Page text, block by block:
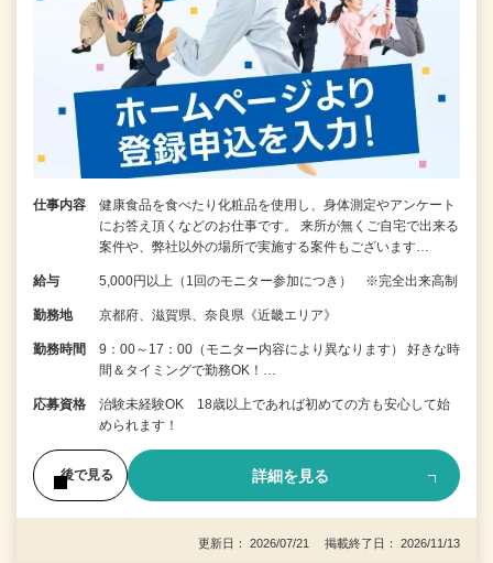
仕事内容
健康食品を食べたり化粧品を使用し、身体測定やアンケート
にお答え頂くなどのお仕事です。 来所が無くご自宅で出来る
案件や、弊社以外の場所で実施する案件もございます…
給与 5,000円以上（1回のモニター参加につき） ※完全出来高制
勤務地 京都府、滋賀県、奈良県《近畿エリア》
勤務時間
9：00～17：00（モニター内容により異なります） 好きな時
間＆タイミングで勤務OK！…
応募資格
治験未経験OK 18歳以上であれば初めての方も安心して始
められます！
後で見る 詳細を見る
更新日： 2026/07/21 掲載終了日： 2026/11/13